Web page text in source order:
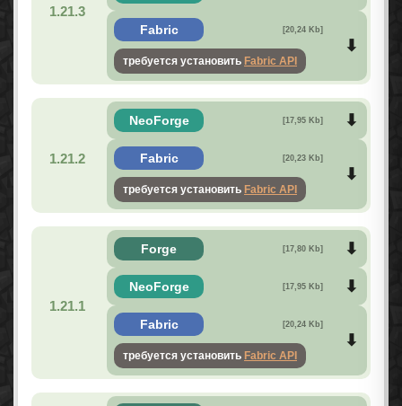
1.21.3
Fabric [20,24 Kb]
требуется установить Fabric API
1.21.2
NeoForge [17,95 Kb]
Fabric [20,23 Kb]
требуется установить Fabric API
1.21.1
Forge [17,80 Kb]
NeoForge [17,95 Kb]
Fabric [20,24 Kb]
требуется установить Fabric API